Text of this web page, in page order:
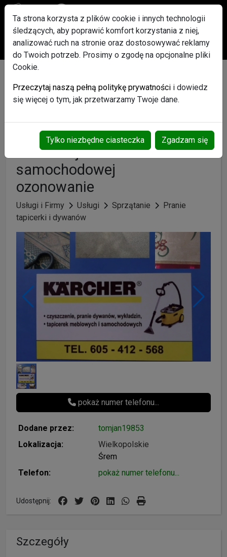
Po rejestracji każdy użytkownik otrzyma w Gratisie pakiet
ogłoszeń Promowanych
Karcher Śrem tel 605-
412-568 pranie
czyszczenie wykładzin
dywanów tapicerki
meblowej i
samochodowej
ozonowanie
Usługi i Firmy Usługi Sprzątanie
Pranie
tapicerki i dywanów
pokaż numer telefonu...
Dodane przez:
tomjan19853
Lokalizacja:
Wielkopolskie
Śrem
Telefon:
pokaż numer telefonu...
Udostępnij:
Szczegóły
Ta strona korzysta z plików cookie i innych technologii
śledzących, aby poprawić komfort korzystania z niej,
analizować ruch na stronie oraz dostosowywać reklamy
do Twoich potrzeb. Prosimy o zgodę na opcjonalne pliki
Cookie.
Przeczytaj naszą pełną politykę prywatności i dowiedz
się więcej o tym, jak przetwarzamy Twoje dane.
Tylko niezbędne ciasteczka Zgadzam się